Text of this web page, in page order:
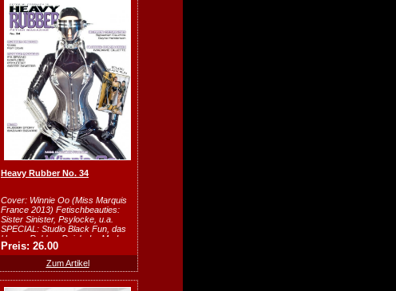
Heavy Rubber No. 34
Cover: Winnie Oo (Miss Marquis
France 2013) Fetischbeauties:
Sister Sinister, Psylocke, u.a.
SPECIAL: Studio Black Fun, das
Heavy-Rubber-Reich der Mad...
Preis: 26.00
Zum Artikel